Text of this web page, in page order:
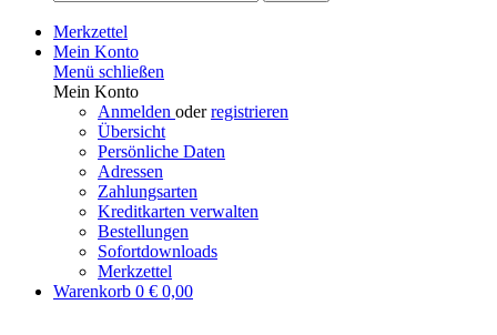
Merkzettel
Mein Konto
Menü schließen
Mein Konto
Anmelden oderregistrieren
Übersicht
Persönliche Daten
Adressen
Zahlungsarten
Kreditkarten verwalten
Bestellungen
Sofortdownloads
Merkzettel
Warenkorb 0 € 0,00